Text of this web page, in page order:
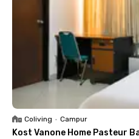
Coliving • Campur
Kost Vanone Home Pasteur